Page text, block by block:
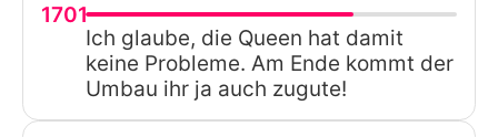
1701
Ich glaube, die Queen hat damit
keine Probleme. Am Ende kommt der
Umbau ihr ja auch zugute!